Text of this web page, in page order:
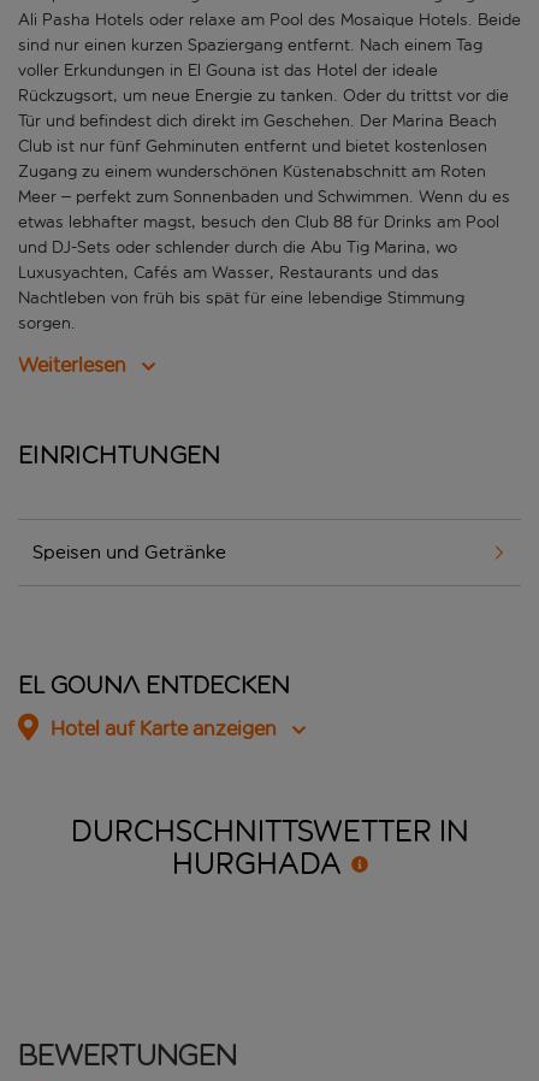
Ali Pasha Hotels oder relaxe am Pool des Mosaique Hotels. Beide
sind nur einen kurzen Spaziergang entfernt. Nach einem Tag
voller Erkundungen in El Gouna ist das Hotel der ideale
Rückzugsort, um neue Energie zu tanken. Oder du trittst vor die
Tür und befindest dich direkt im Geschehen. Der Marina Beach
Club ist nur fünf Gehminuten entfernt und bietet kostenlosen
Zugang zu einem wunderschönen Küstenabschnitt am Roten
Meer – perfekt zum Sonnenbaden und Schwimmen. Wenn du es
etwas lebhafter magst, besuch den Club 88 für Drinks am Pool
und DJ-Sets oder schlender durch die Abu Tig Marina, wo
Luxusyachten, Cafés am Wasser, Restaurants und das
Nachtleben von früh bis spät für eine lebendige Stimmung
sorgen.
Weiterlesen
Einrichtungen
Speisen und Getränke
El Gouna entdecken
Hotel auf Karte anzeigen
DURCHSCHNITTSWETTER IN
HURGHADA
Bewertungen